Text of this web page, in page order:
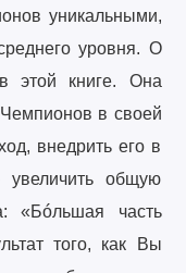
уникальными,
уровня. О
этой книге. Она
в своей
внедрить его в
увеличить общую
«Бóльшая часть
того, как Вы